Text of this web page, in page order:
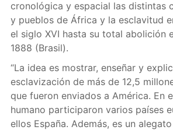
cronológica y espacial las distintas
y pueblos de África y la esclavitud
el siglo XVI hasta su total abolición
1888 (Brasil).
“La idea es mostrar, enseñar y
esclavización de más de 12,5
que fueron enviados a América. En
humano participaron varios países
ellos España. Además, es un